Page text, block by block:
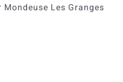
Les Granges